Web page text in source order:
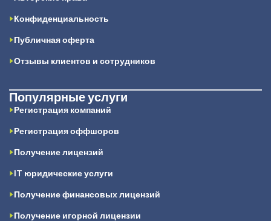
Конфиденциальность
Публичная оферта
Отзывы клиентов и сотрудников
Популярные услуги
Регистрация компаний
Регистрация оффшоров
Получение лицензий
IT юридические услуги
Получение финансовых лицензий
Получение игорной лицензии